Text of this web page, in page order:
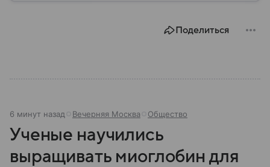
Поделиться
6 минут назад Вечерняя Москва Общество
Ученые научились
выращивать миоглобин для